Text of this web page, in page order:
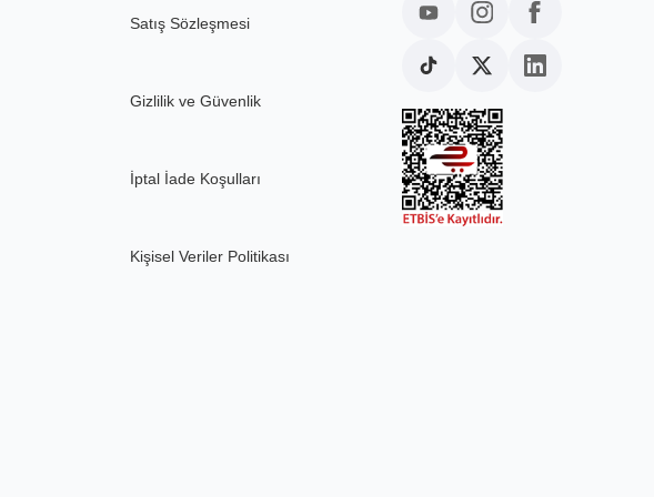
Satış Sözleşmesi
Gizlilik ve Güvenlik
İptal İade Koşulları
Kişisel Veriler Politikası